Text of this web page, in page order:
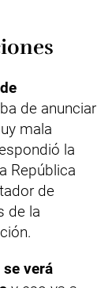
de anunciar
mala
la
República
de
de la
verá